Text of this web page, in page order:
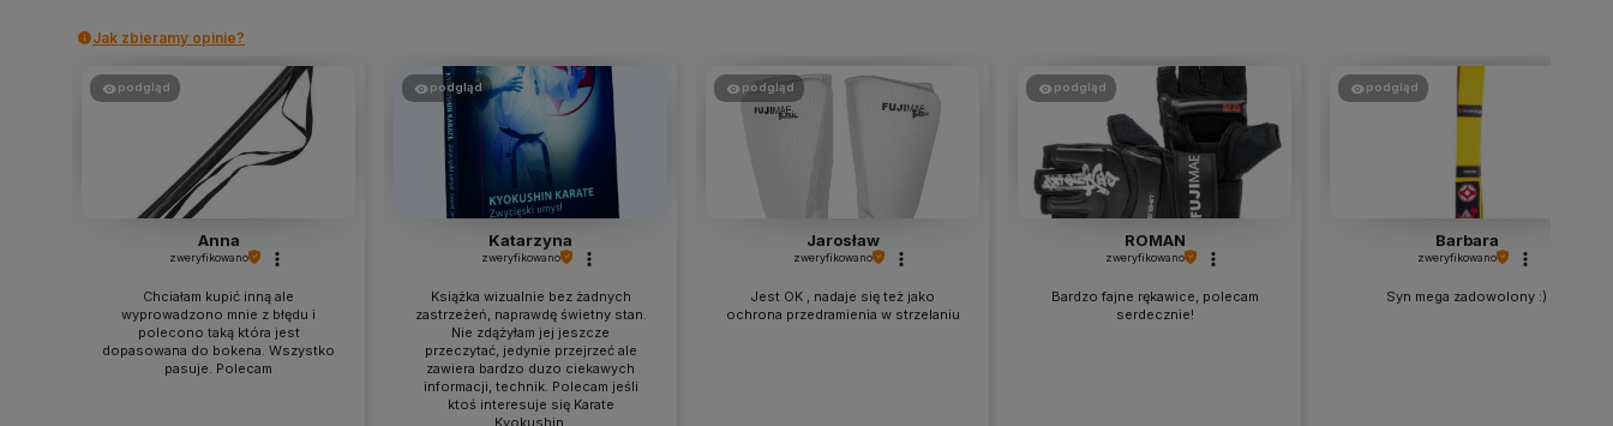
Jak zbieramy opinie?
podgląd
Anna
zweryfikowano
Chciałam kupić inną ale
wyprowadzono mnie z błędu i
polecono taką która jest
dopasowana do bokena. Wszystko
pasuje. Polecam
podgląd
Katarzyna
zweryfikowano
Książka wizualnie bez żadnych
zastrzeżeń, naprawdę świetny stan.
Nie zdążyłam jej jeszcze
przeczytać, jedynie przejrzeć ale
zawiera bardzo duzo ciekawych
informacji, technik. Polecam jeśli
ktoś interesuje się Karate
Kyokushin.
podgląd
Jarosław
zweryfikowano
Jest OK , nadaje się też jako
ochrona przedramienia w strzelaniu
podgląd
ROMAN
zweryfikowano
Bardzo fajne rękawice, polecam
serdecznie!
podgląd
Barbara
zweryfikowano
Syn mega zadowolony :)